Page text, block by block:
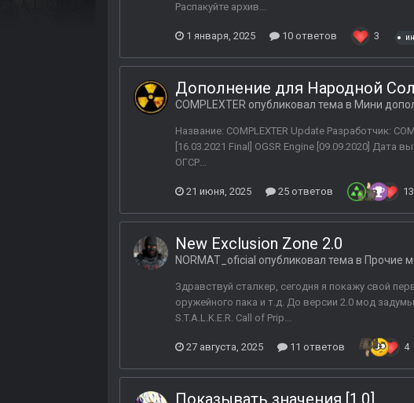
Распакуйте архив...
1 января, 2025 10 ответов 3
Дополнение для Народной
COMPLEXTER опубликовал тема в Мини
Название: COMPLEXTER Update Разработчик:
[16.03.2021 Final] OGSR Engine [09.09.2020]
ОГСР...
21 июня, 2025 25 ответов 13
New Exclusion Zone 2.0
NORMAT_oficial опубликовал тема в Прочие
Здравствуй сталкер, сегодня я покажу свой
оружейного пака и т.д. До версии 2.0 мод
S.T.A.L.K.E.R. Call of Prip...
27 августа, 2025 11 ответов 4
Показывать значения [1.0]